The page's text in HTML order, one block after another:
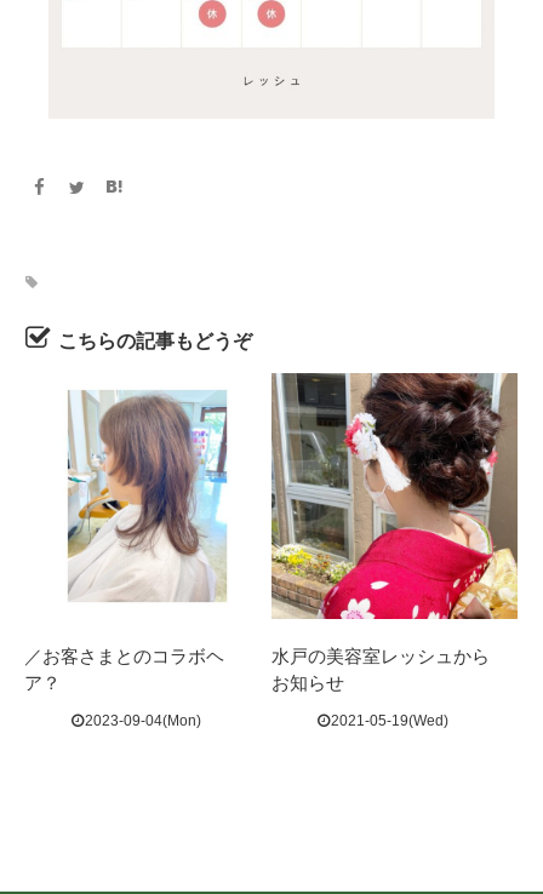
こちらの記事もどうぞ
／お客さまとのコラボヘ
ア？ ⁡
2023-09-04(Mon)
水戸の美容室レッシュから
お知らせ
2021-05-19(Wed)